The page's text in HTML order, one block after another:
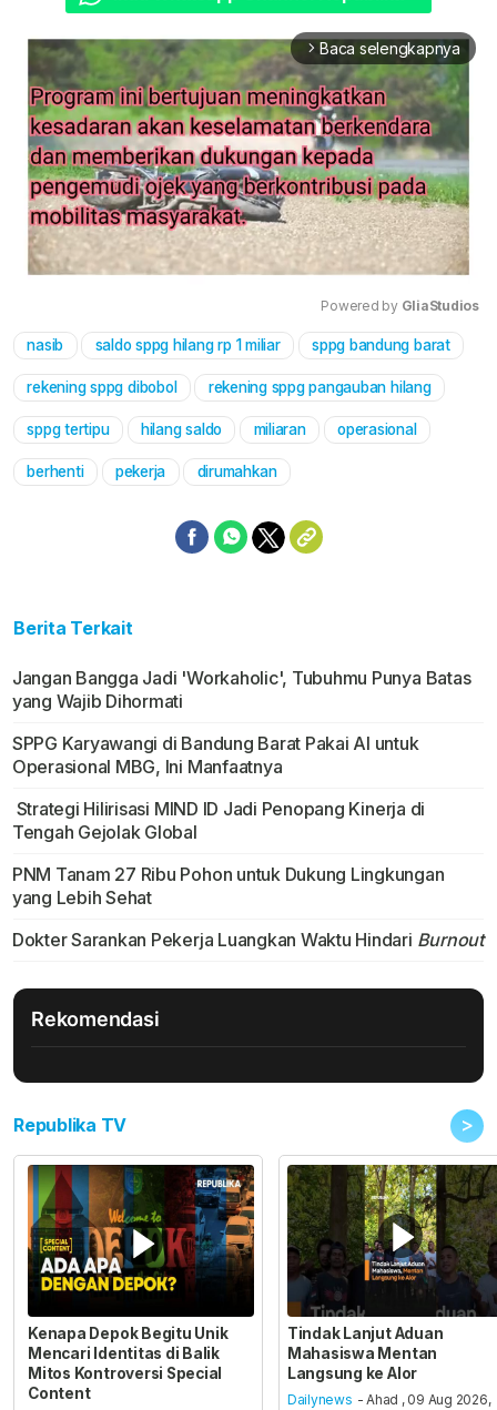
arrow_forward_ios Baca selengkapnya
Mute
Powered by GliaStudios
nasib saldo sppg hilang rp 1 miliar sppg bandung barat
rekening sppg dibobol rekening sppg pangauban hilang
sppg tertipu hilang saldo miliaran operasional
berhenti pekerja dirumahkan
Berita Terkait
Jangan Bangga Jadi 'Workaholic', Tubuhmu Punya Batas
yang Wajib Dihormati
SPPG Karyawangi di Bandung Barat Pakai AI untuk
Operasional MBG, Ini Manfaatnya
Strategi Hilirisasi MIND ID Jadi Penopang Kinerja di
Tengah Gejolak Global
PNM Tanam 27 Ribu Pohon untuk Dukung Lingkungan
yang Lebih Sehat
Dokter Sarankan Pekerja Luangkan Waktu Hindari Burnout
Rekomendasi
Republika TV >
Kenapa Depok Begitu Unik
Mencari Identitas di Balik
Mitos Kontroversi Special
Content
Tindak Lanjut Aduan
Mahasiswa Mentan
Langsung ke Alor
Dailynews - Ahad , 09 Aug 2026,